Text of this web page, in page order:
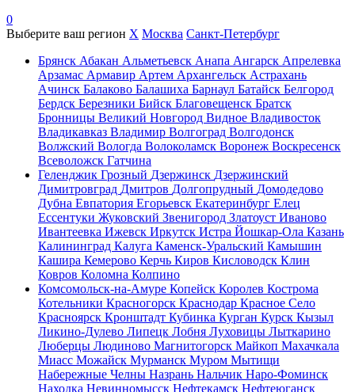
0
Выберите ваш регион X Москва Санкт-Петербург
Брянск Абакан Альметьевск Анапа Ангарск Апрелевка
Арзамас Армавир Артем Архангельск Астрахань
Ачинск Балаково Балашиха Барнаул Батайск Белгород
Бердск Березники Бийск Благовещенск Братск
Бронницы Великий Новгород Видное Владивосток
Владикавказ Владимир Волгоград Волгодонск
Волжский Вологда Волоколамск Воронеж Воскресенск
Всеволожск Гатчина
Геленджик Грозный Дзержинск Дзержинский
Димитровград Дмитров Долгопрудный Домодедово
Дубна Евпатория Егорьевск Екатеринбург Елец
Ессентуки Жуковский Звенигород Златоуст Иваново
Ивантеевка Ижевск Иркутск Истра Йошкар-Ола Казань
Калининград Калуга Каменск-Уральский Камышин
Кашира Кемерово Керчь Киров Кисловодск Клин
Ковров Коломна Колпино
Комсомольск-на-Амуре Копейск Королев Кострома
Котельники Красногорск Краснодар Красное Село
Красноярск Кронштадт Кубинка Курган Курск Кызыл
Ликино-Дулево Липецк Лобня Луховицы Лыткарино
Люберцы Людиново Магнитогорск Майкоп Махачкала
Миасс Можайск Мурманск Муром Мытищи
Набережные Челны Назрань Нальчик Наро-Фоминск
Находка Невинномысск Нефтекамск Нефтеюганск